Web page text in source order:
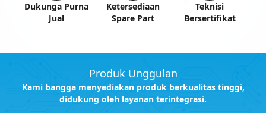
Dukunga Purna
Jual
Ketersediaan
Spare Part
Teknisi
Bersertifikat
Produk Unggulan
Kami bangga menyediakan produk berkualitas tinggi,
didukung oleh layanan terintegrasi.